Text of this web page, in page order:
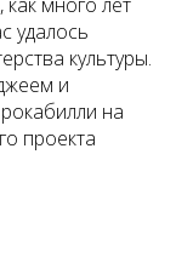
удалось
культуры.
и
на
проекта